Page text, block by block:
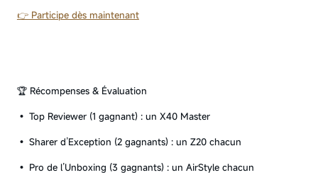
👉 Participe dès maintenant
🏆 Récompenses & Évaluation
• Top Reviewer (1 gagnant) : un X40 Master
• Sharer d’Exception (2 gagnants) : un Z20 chacun
• Pro de l’Unboxing (3 gagnants) : un AirStyle chacun